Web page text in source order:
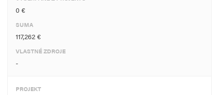
0 €
SUMA
117,262 €
VLASTNÉ ZDROJE
-
PROJEKT